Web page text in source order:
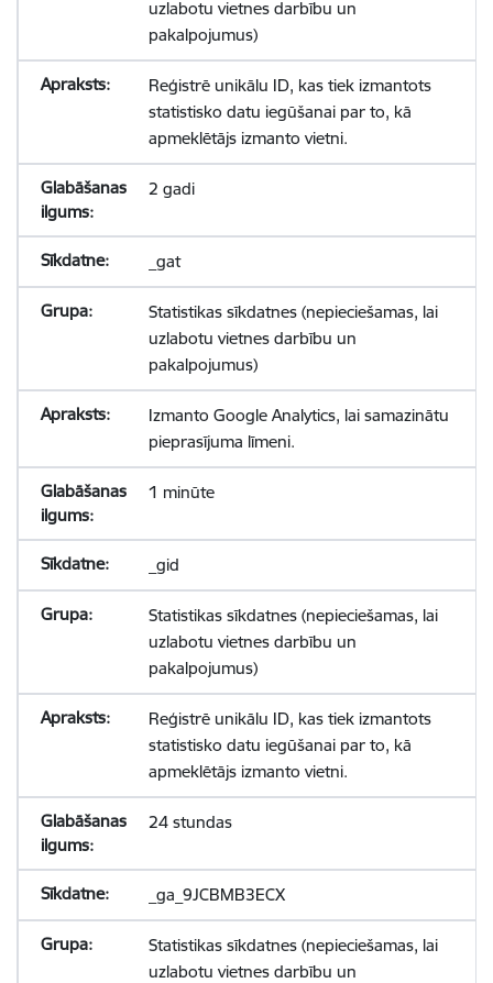
uzlabotu vietnes darbību un
pakalpojumus)
Reģistrē unikālu ID, kas tiek izmantots
statistisko datu iegūšanai par to, kā
apmeklētājs izmanto vietni.
2 gadi
_gat
Statistikas sīkdatnes (nepieciešamas, lai
uzlabotu vietnes darbību un
pakalpojumus)
Izmanto Google Analytics, lai samazinātu
pieprasījuma līmeni.
1 minūte
_gid
Statistikas sīkdatnes (nepieciešamas, lai
uzlabotu vietnes darbību un
pakalpojumus)
Reģistrē unikālu ID, kas tiek izmantots
statistisko datu iegūšanai par to, kā
apmeklētājs izmanto vietni.
24 stundas
_ga_9JCBMB3ECX
Statistikas sīkdatnes (nepieciešamas, lai
uzlabotu vietnes darbību un